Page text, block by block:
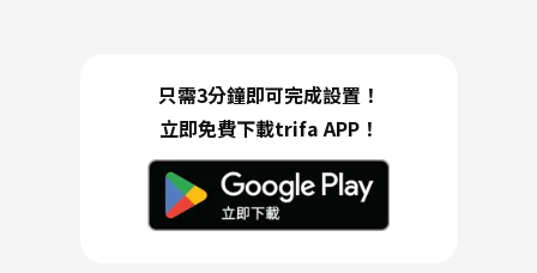
只需3分鐘即可完成設置！
立即免費下載trifa APP！